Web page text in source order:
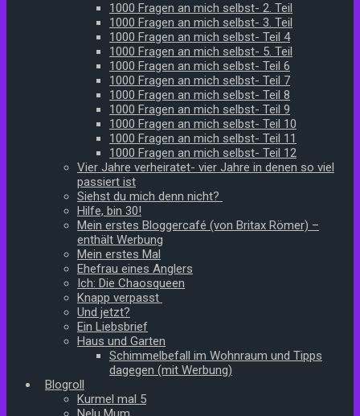
1000 Fragen an mich selbst- 2. Teil
1000 Fragen an mich selbst- 3. Teil
1000 Fragen an mich selbst- Teil 4
1000 Fragen an mich selbst- 5. Teil
1000 Fragen an mich selbst- Teil 6
1000 Fragen an mich selbst- Teil 7
1000 Fragen an mich selbst- Teil 8
1000 Fragen an mich selbst- Teil 9
1000 Fragen an mich selbst- Teil 10
1000 Fragen an mich selbst- Teil 11
1000 Fragen an mich selbst- Teil 12
Vier Jahre verheiratet- vier Jahre in denen so viel
passiert ist
Siehst du mich denn nicht?
Hilfe, bin 30!
Mein erstes Bloggercafé (von Britax Römer) –
enthält Werbung
Mein erstes Mal
Ehefrau eines Anglers
Ich: Die Chaosqueen
Knapp verpasst
Und jetzt?
Ein Liebsbrief
Haus und Garten
Schimmelbefall im Wohnraum und Tipps
dagegen (mit Werbung)
Blogroll
Kurmel mal 5